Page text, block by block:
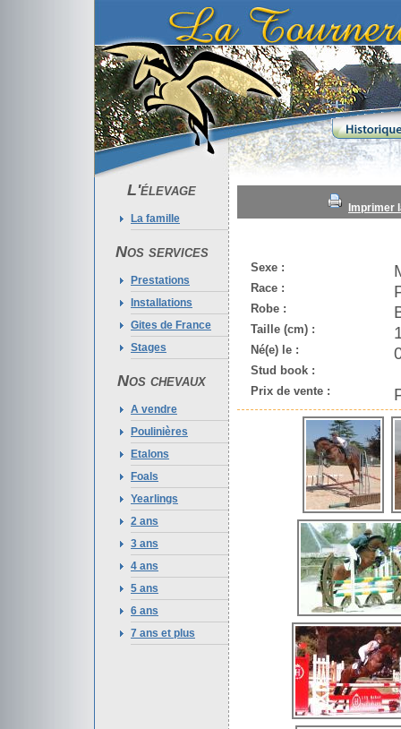
L'élevage
La famille
Nos services
Prestations
Installations
Gites de France
Stages
Nos chevaux
A vendre
Poulinières
Etalons
Foals
Yearlings
2 ans
3 ans
4 ans
5 ans
6 ans
7 ans et plus
Imprimer
Sexe :
Race :
Robe :
Taille (cm) :
Né(e) le :
Stud book :
Prix de vente :